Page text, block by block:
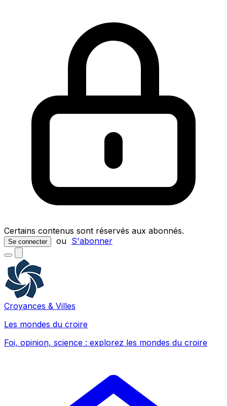
Certains contenus sont réservés aux abonnés.
Se connecter ou S'abonner
Croyances & Villes
Les mondes du croire
Foi, opinion, science : explorez les mondes du croire